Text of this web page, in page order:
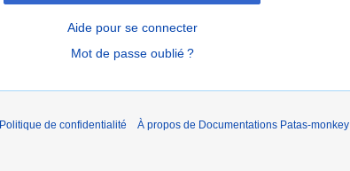
Aide pour se connecter
Mot de passe oublié ?
Politique de confidentialité À propos de Documentations Patas-monkey